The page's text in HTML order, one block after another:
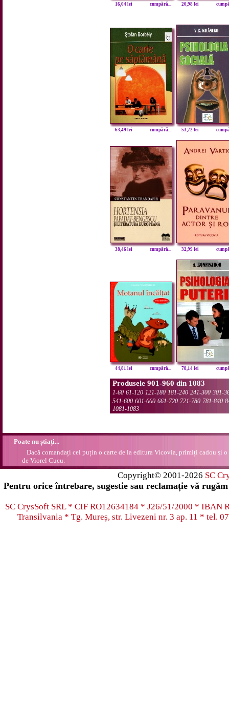
16,04 lei cumpără... 20,98 lei
63,49 lei cumpără... 53,72 lei
38,46 lei cumpără... 32,99 lei
44,81 lei cumpără... 78,14 lei
Produsele 901-960 din 1083
1-60 61-120 121-180 181-240 241-300 301-
541-600 601-660 661-720 721-780 781-840
1081-1083
Poate nu știați...
Dacă comandați cel puțin o carte de la editura Vicovia, primiți cadou și
de Viorel Cucu.
Copyright© 2001-2026 SC
Pentru orice întrebare, sugestie sau reclamație vă
SC CrysSoft SRL * CIF RO12634184 * J26/51/2000 * IBAN
Transilvania * Tg. Mureș, str. Livezeni nr. 3 ap. 11 * tel.